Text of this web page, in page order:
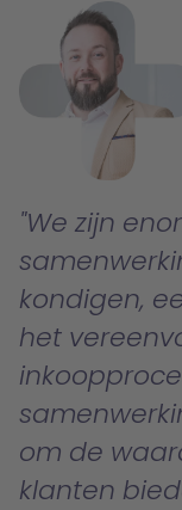
We zijn
kondigen,
het
om de
klanten